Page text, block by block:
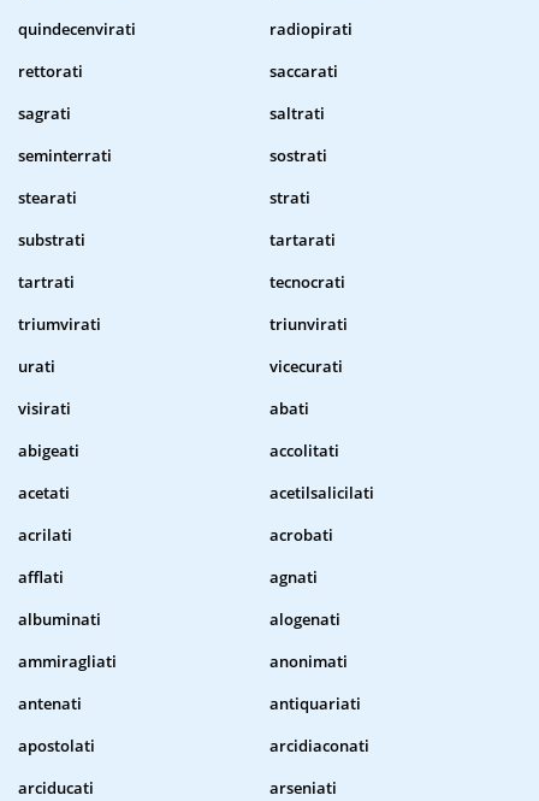
quindecenvirati
radiopirati
rettorati
saccarati
sagrati
saltrati
seminterrati
sostrati
stearati
strati
substrati
tartarati
tartrati
tecnocrati
triumvirati
triunvirati
urati
vicecurati
visirati
abati
abigeati
accolitati
acetati
acetilsalicilati
acrilati
acrobati
afflati
agnati
albuminati
alogenati
ammiragliati
anonimati
antenati
antiquariati
apostolati
arcidiaconati
arciducati
arseniati